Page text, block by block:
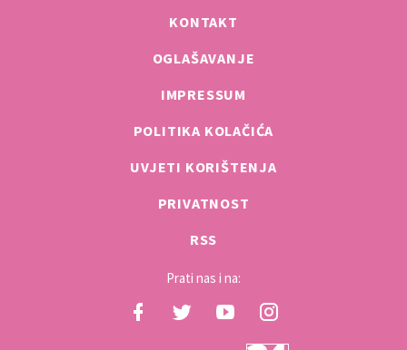
KONTAKT
OGLAŠAVANJE
IMPRESSUM
POLITIKA KOLAČIĆA
UVJETI KORIŠTENJA
PRIVATNOST
RSS
Prati nas i na: